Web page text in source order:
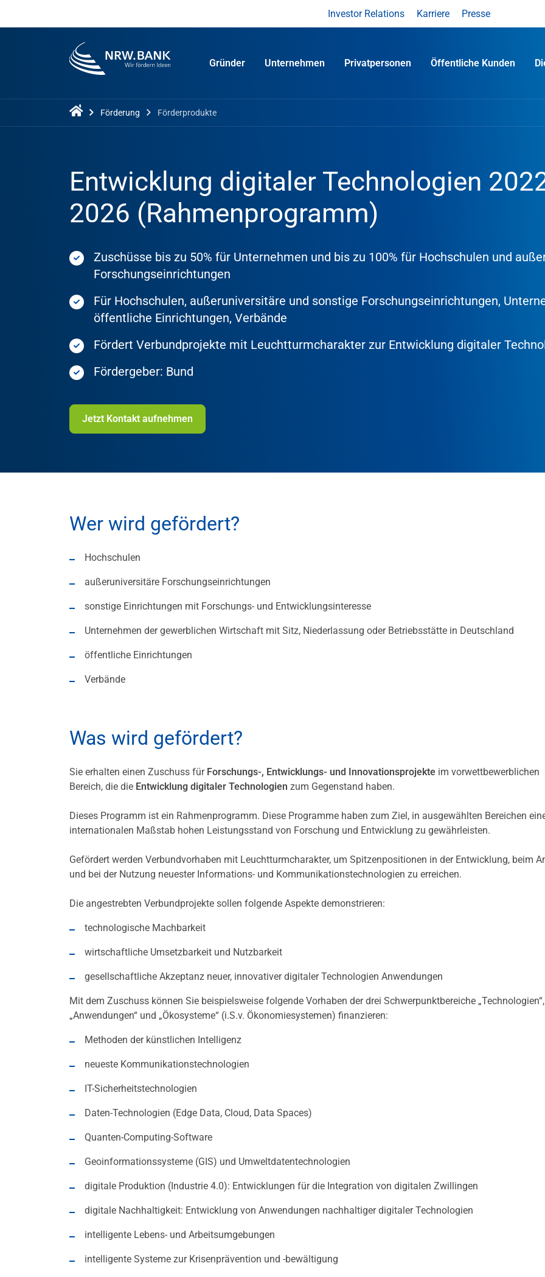
Investor Relations Karriere Presse
Gründer Unternehmen Privatpersonen Öffentliche Kunden
Förderung Förderprodukte
Entwicklung digitaler Technologien
2026 (Rahmenprogramm)
Zuschüsse bis zu 50% für Unternehmen und bis zu 100% für Hochschulen und
Forschungseinrichtungen
Für Hochschulen, außeruniversitäre und sonstige Forschungseinrichtungen,
öffentliche Einrichtungen, Verbände
Fördert Verbundprojekte mit Leuchtturmcharakter zur Entwicklung digitaler
Fördergeber: Bund
Jetzt Kontakt aufnehmen
Wer wird gefördert?
Hochschulen
außeruniversitäre Forschungseinrichtungen
sonstige Einrichtungen mit Forschungs- und Entwicklungsinteresse
Unternehmen der gewerblichen Wirtschaft mit Sitz, Niederlassung oder Betriebsstätte in Deutschland
öffentliche Einrichtungen
Verbände
Was wird gefördert?
Sie erhalten einen Zuschuss für Forschungs-, Entwicklungs- und Innovationsprojekte im vorwettbewerblichen
Bereich, die die Entwicklung digitaler Technologien zum Gegenstand haben.
Dieses Programm ist ein Rahmenprogramm. Diese Programme haben zum Ziel, in ausgewählten Bereichen
internationalen Maßstab hohen Leistungsstand von Forschung und Entwicklung zu gewährleisten.
Gefördert werden Verbundvorhaben mit Leuchtturmcharakter, um Spitzenpositionen in der Entwicklung, beim
und bei der Nutzung neuester Informations- und Kommunikationstechnologien zu erreichen.
Die angestrebten Verbundprojekte sollen folgende Aspekte demonstrieren:
technologische Machbarkeit
wirtschaftliche Umsetzbarkeit und Nutzbarkeit
gesellschaftliche Akzeptanz neuer, innovativer digitaler Technologien Anwendungen
Mit dem Zuschuss können Sie beispielsweise folgende Vorhaben der drei Schwerpunktbereiche „Technologien“,
„Anwendungen“ und „Ökosysteme“ (i.S.v. Ökonomiesystemen) finanzieren:
Methoden der künstlichen Intelligenz
neueste Kommunikationstechnologien
IT-Sicherheitstechnologien
Daten-Technologien (Edge Data, Cloud, Data Spaces)
Quanten-Computing-Software
Geoinformationssysteme (GIS) und Umweltdatentechnologien
digitale Produktion (Industrie 4.0): Entwicklungen für die Integration von digitalen Zwillingen
digitale Nachhaltigkeit: Entwicklung von Anwendungen nachhaltiger digitaler Technologien
intelligente Lebens- und Arbeitsumgebungen
intelligente Systeme zur Krisenprävention und -bewältigung